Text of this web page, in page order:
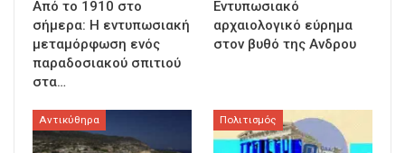
Από το 1910 στο
σήμερα: Η εντυπωσιακή
μεταμόρφωση ενός
παραδοσιακού σπιτιού
στα…
Εντυπωσιακό
αρχαιολογικό εύρημα
στον βυθό της Ανδρου
Αντικύθηρα Πολιτισμός